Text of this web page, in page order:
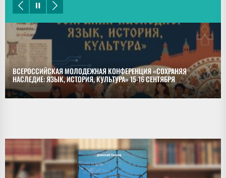
ВСЕРОССИЙСКАЯ МОЛОДЕЖНАЯ КОНФЕРЕНЦИЯ «СОХРАНЯЯ
НАСЛЕДИЕ: ЯЗЫК, ИСТОРИЯ, КУЛЬТУРА» 15-16 СЕНТЯБРЯ